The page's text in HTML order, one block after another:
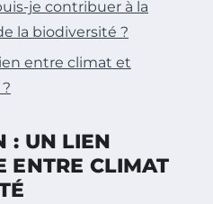
je contribuer à la
la biodiversité ?
entre climat et
: UN LIEN
ENTRE CLIMAT